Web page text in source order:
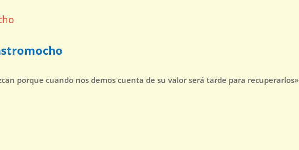
porque cuando nos demos cuenta de su valor será tarde para recuperarlos»